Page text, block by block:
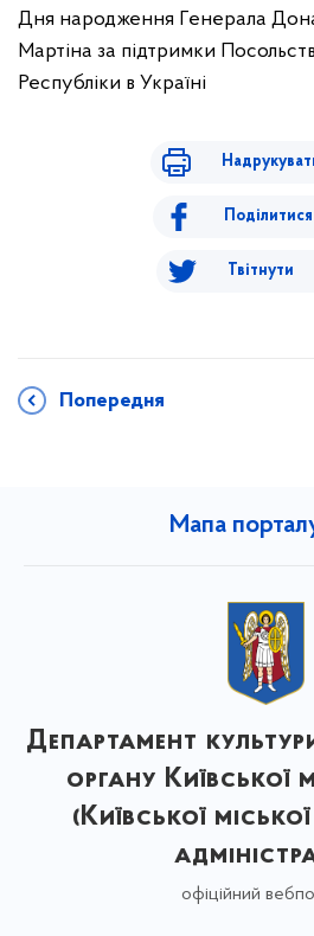
Дня народження Генерала
Мартіна за підтримки
Республіки в Україні
Поділитися
Твітнути
Попередня
Мапа
Департамент
органу Київської
(Київської
офіційний